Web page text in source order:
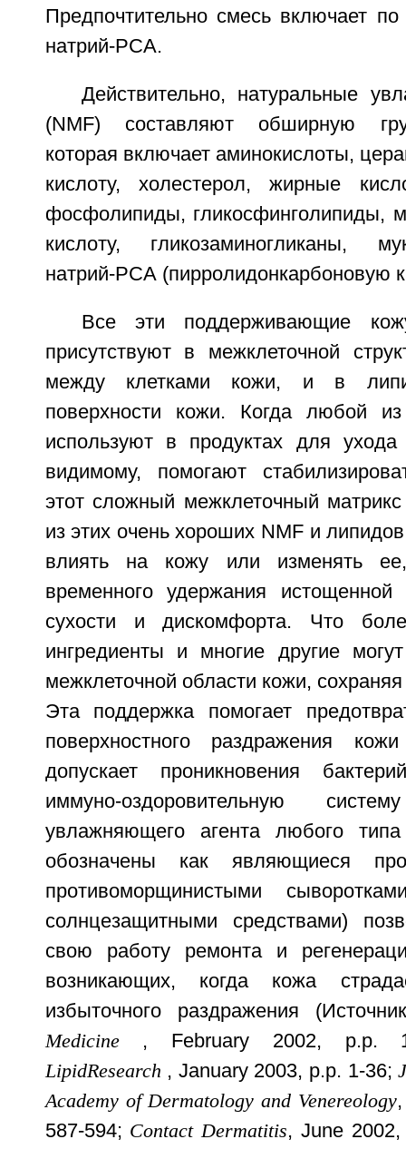
Предпочтительно смесь включает
натрий-РСА.
Действительно, натуральные
(NMF) составляют обширную
которая включает аминокислоты,
кислоту, холестерол, жирные
фосфолипиды, гликосфинголипиды,
кислоту, гликозаминогликаны,
натрий-РСА (пирролидонкарбоновую
Все эти поддерживающие
присутствуют в межклеточной
между клетками кожи, и в
поверхности кожи. Когда любой из
используют в продуктах для
видимому, помогают
этот сложный межклеточный
из этих очень хороших NMF и
влиять на кожу или изменять
временного удержания
сухости и дискомфорта. Что
ингредиенты и многие другие
межклеточной области кожи,
Эта поддержка помогает
поверхностного раздражения
допускает проникновения
иммуно-оздоровительную
увлажняющего агента любого
обозначены как являющиеся
противоморщинистыми
солнцезащитными средствами)
свою работу ремонта и
возникающих, когда кожа
избыточного раздражения
Medicine, February 2002, p.p.
LipidResearch , January 2003, p.p. 1-36;
Academy of Dermatology and Venereology
587-594; Contact Dermatitis, June